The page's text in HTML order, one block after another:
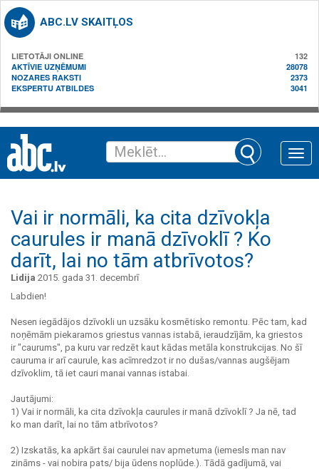
ABC.LV SKAITĻOS
LIETOTĀJI ONLINE
132
AKTĪVIE UZŅĒMUMI
28078
NOZARES RAKSTI
2373
EKSPERTU ATBILDES
3041
Toggle
Vai ir normāli, ka cita dzīvokļa
caurules ir manā dzīvoklī ? Ko
darīt, lai no tām atbrīvotos?
Lidija 2015. gada 31. decembrī
Labdien!
Nesen iegādājos dzīvokli un uzsāku kosmētisko remontu. Pēc tam, kad
noņēmām piekaramos griestus vannas istabā, ieraudzījām, ka griestos
ir "caurums", pa kuru var redzēt kaut kādas metāla konstrukcijas. No šī
cauruma ir arī caurule, kas acīmredzot ir no dušas/vannas augšējam
dzīvoklim, tā iet cauri manai vannas istabai.
Jautājumi:
1) Vai ir normāli, ka cita dzīvokļa caurules ir manā dzīvoklī ? Ja nē, tad
ko man darīt, lai no tām atbrīvotos?
2) Izskatās, ka apkārt šai caurulei nav apmetuma (iemesls man nav
zināms - vai nobira pats/ bija ūdens noplūde.). Tādā gadījumā, vai